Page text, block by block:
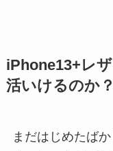
iPhone13+レ
活いけるのか？
まだはじめたば